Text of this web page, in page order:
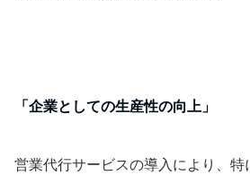
「企業としての生産性の向上」
営業代行サービスの導入により、